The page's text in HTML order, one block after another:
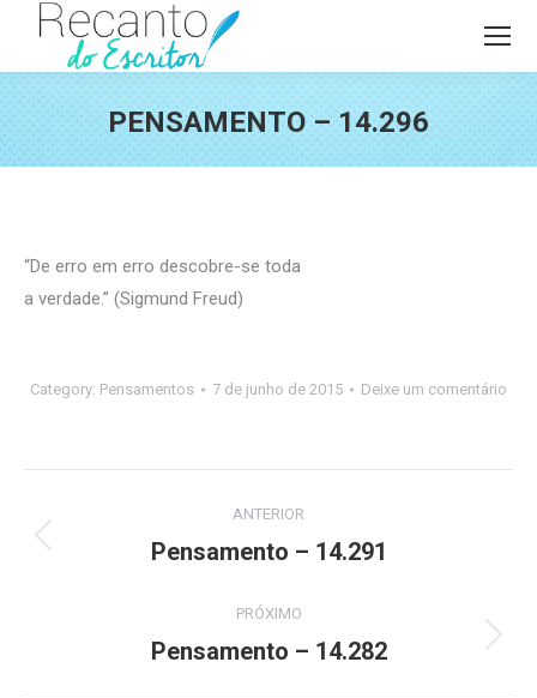
PENSAMENTO – 14.296
“De erro em erro descobre-se toda
a verdade.” (Sigmund Freud)
Category: Pensamentos 7 de junho de 2015 Deixe um comentário
de
ANTERIOR
Post
Pensamento – 14.291
PRÓXIMO
Próximo
Pensamento – 14.282